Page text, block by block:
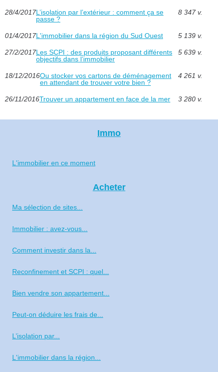
28/4/2017L’isolation par l’extérieur : comment ça se
passe ?
8 347 v.
01/4/2017L'immobilier dans la région du Sud Ouest 5 139 v.
27/2/2017Les SCPI : des produits proposant différents
objectifs dans l’immobilier
5 639 v.
18/12/2016Ou stocker vos cartons de déménagement
en attendant de trouver votre bien ?
4 261 v.
26/11/2016Trouver un appartement en face de la mer 3 280 v.
Immo
L'immobilier en ce moment
Acheter
Ma sélection de sites...
Immobilier : avez-vous...
Comment investir dans la...
Reconfinement et SCPI : quel...
Bien vendre son appartement...
Peut-on déduire les frais de...
L’isolation par...
L'immobilier dans la région...